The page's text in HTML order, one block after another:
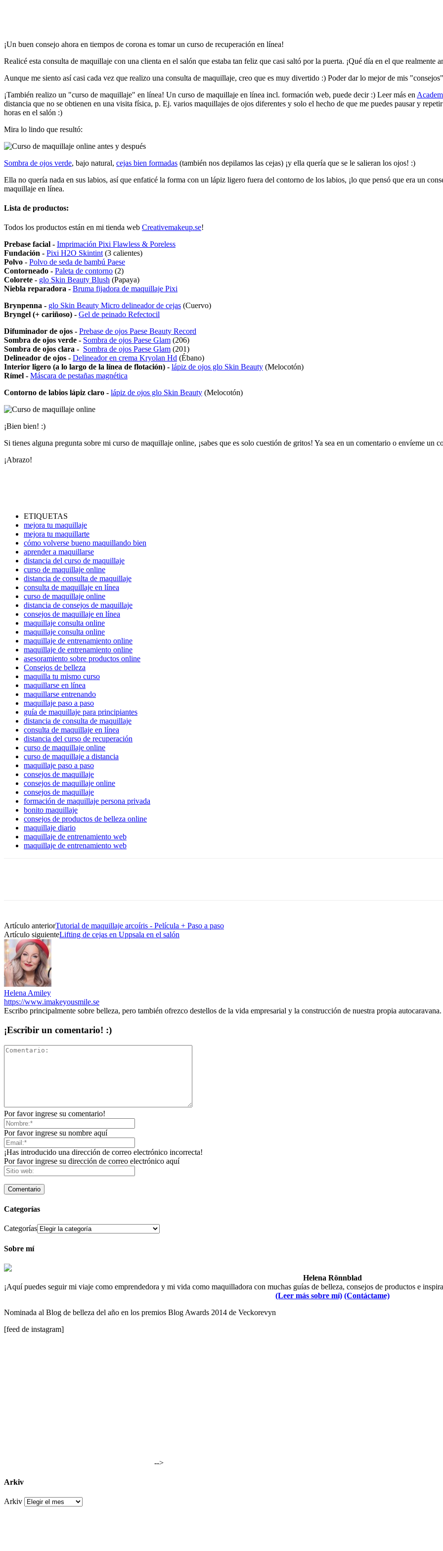
¡Un buen consejo ahora en tiempos de corona es tomar un curso de recuperación en línea!
Realicé esta consulta de maquillaje con una clienta en el salón que estaba tan feliz que casi saltó por la puerta. ¡Qué día en el que realmente
Aunque me siento así casi cada vez que realizo una consulta de maquillaje, creo que es muy divertido :) Poder dar lo mejor de mis
¡También realizo un "curso de maquillaje" en línea! Un curso de maquillaje en línea incl. formación web, puede decir :) Leer más en
distancia que no se obtienen en una visita física, p. Ej. varios maquillajes de ojos diferentes y solo el hecho de que me puedes pausar y
horas en el salón :)
Mira lo lindo que resultó:
Sombra de ojos verde, bajo natural, cejas bien formadas (también nos depilamos las cejas) ¡y ella quería que se le salieran los ojos! :)
Ella no quería nada en sus labios, así que enfaticé la forma con un lápiz ligero fuera del contorno de los labios, ¡lo que pensó que era un
maquillaje en línea.
Lista de productos:
Todos los productos están en mi tienda web Creativemakeup.se!
Prebase facial - Imprimación Pixi Flawless & Poreless
Fundación - Pixi H2O Skintint (3 calientes)
Polvo - Polvo de seda de bambú Paese
Contorneado - Paleta de contorno (2)
Colorete - glo Skin Beauty Blush (Papaya)
Niebla reparadora - Bruma fijadora de maquillaje Pixi
Brynpenna - glo Skin Beauty Micro delineador de cejas (Cuervo)
Bryngel (+ cariñoso) - Gel de peinado Refectocil
Difuminador de ojos - Prebase de ojos Paese Beauty Record
Sombra de ojos verde - Sombra de ojos Paese Glam (206)
Sombra de ojos clara - Sombra de ojos Paese Glam (201)
Delineador de ojos - Delineador en crema Kryolan Hd (Ébano)
Interior ligero (a lo largo de la línea de flotación) - lápiz de ojos glo Skin Beauty (Melocotón)
Rímel - Máscara de pestañas magnética
Contorno de labios lápiz claro - lápiz de ojos glo Skin Beauty (Melocotón)
¡Bien bien! :)
Si tienes alguna pregunta sobre mi curso de maquillaje online, ¡sabes que es solo cuestión de gritos! Ya sea en un comentario o envíeme un
¡Abrazo!
ETIQUETAS
mejora tu maquillaje
mejora tu maquillarte
cómo volverse bueno maquillando bien
aprender a maquillarse
distancia del curso de maquillaje
curso de maquillaje online
distancia de consulta de maquillaje
consulta de maquillaje en línea
curso de maquillaje online
distancia de consejos de maquillaje
consejos de maquillaje en línea
maquillaje consulta online
maquillaje consulta online
maquillaje de entrenamiento online
maquillaje de entrenamiento online
asesoramiento sobre productos online
Consejos de belleza
maquilla tu mismo curso
maquillarse en línea
maquillarse entrenando
maquillaje paso a paso
guía de maquillaje para principiantes
distancia de consulta de maquillaje
consulta de maquillaje en línea
distancia del curso de recuperación
curso de maquillaje online
curso de maquillaje a distancia
maquillaje paso a paso
consejos de maquillaje
consejos de maquillaje online
consejos de maquillaje
formación de maquillaje persona privada
bonito maquillaje
consejos de productos de belleza online
maquillaje diario
maquillaje de entrenamiento web
maquillaje de entrenamiento web
Artículo anteriorTutorial de maquillaje arcoíris - Película + Paso a paso
Artículo siguienteLifting de cejas en Uppsala en el salón
Helena Amiley
https://www.imakeyousmile.se
Escribo principalmente sobre belleza, pero también ofrezco destellos de la vida empresarial y la construcción de nuestra propia
¡Escribir un comentario! :)
Por favor ingrese su comentario!
Por favor ingrese su nombre aquí
¡Has introducido una dirección de correo electrónico incorrecta!
Por favor ingrese su dirección de correo electrónico aquí
Categorías
Categorías
Sobre mí
Helena Rönnblad
¡Aquí puedes seguir mi viaje como emprendedora y mi vida como maquilladora con muchas guías de belleza, consejos de productos e
(Leer más sobre mí) (Contáctame)
Nominada al Blog de belleza del año en los premios Blog Awards 2014 de Veckorevyn
[feed de instagram]
-->
Arkiv
Arkiv